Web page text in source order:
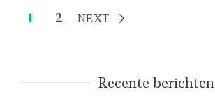
Berichten
Page
1 Page
2 NEXT
Recente berichten